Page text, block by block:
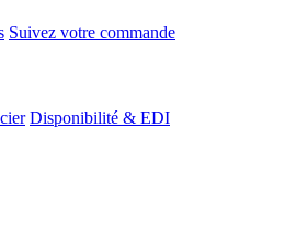
Suivez votre commande
Disponibilité & EDI